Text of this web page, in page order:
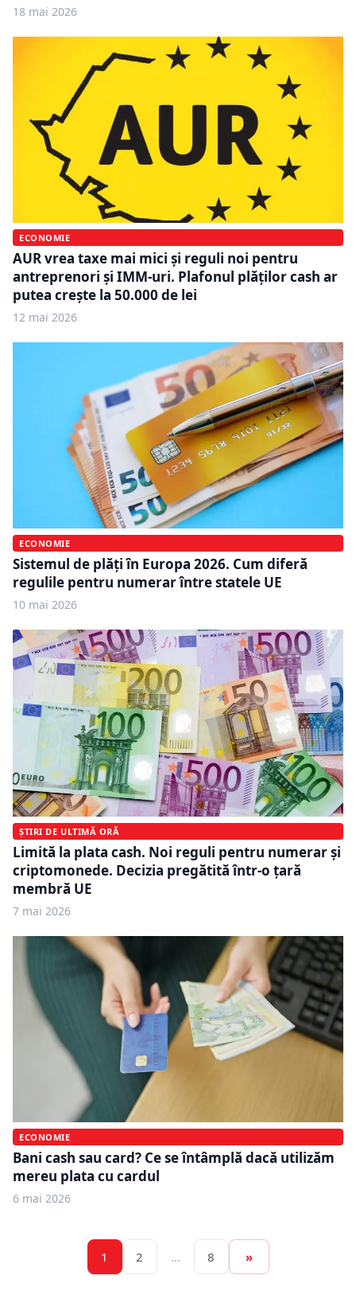
18 mai 2026
ECONOMIE
AUR vrea taxe mai mici și reguli noi pentru
antreprenori și IMM-uri. Plafonul plăților cash ar
putea crește la 50.000 de lei
12 mai 2026
ECONOMIE
Sistemul de plăți în Europa 2026. Cum diferă
regulile pentru numerar între statele UE
10 mai 2026
ȘTIRI DE ULTIMĂ ORĂ
Limită la plata cash. Noi reguli pentru numerar și
criptomonede. Decizia pregătită într-o țară
membră UE
7 mai 2026
ECONOMIE
Bani cash sau card? Ce se întâmplă dacă utilizăm
mereu plata cu cardul
6 mai 2026
1 2 … 8 »